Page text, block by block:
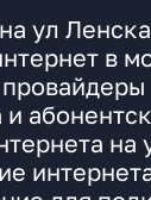
ул
в
на